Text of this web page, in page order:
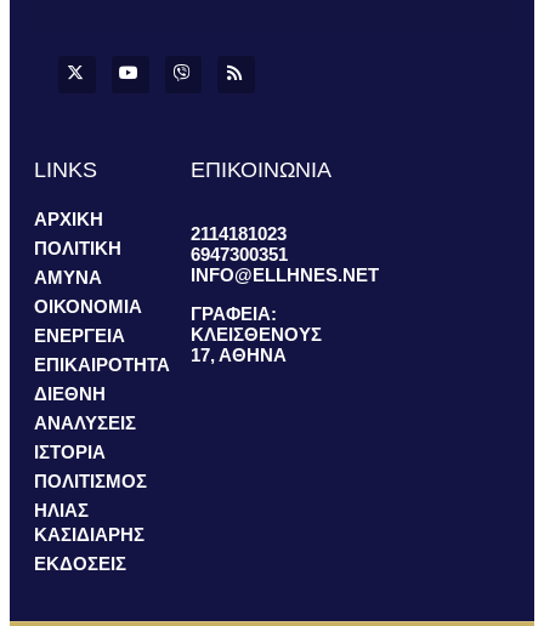
LINKS
ΑΡΧΙΚΗ
ΠΟΛΙΤΙΚΗ
ΑΜΥΝΑ
ΟΙΚΟΝΟΜΙΑ
ΕΝΕΡΓΕΙΑ
ΕΠΙΚΑΙΡΟΤΗΤΑ
ΔΙΕΘΝΗ
ΑΝΑΛΥΣΕΙΣ
ΙΣΤΟΡΙΑ
ΠΟΛΙΤΙΣΜΟΣ
ΗΛΙΑΣ
ΚΑΣΙΔΙΑΡΗΣ
ΕΚΔΟΣΕΙΣ
ΕΠΙΚΟΙΝΩΝΙΑ
2114181023
6947300351
INFO@ELLHNES.NET
ΓΡΑΦΕΙΑ:
ΚΛΕΙΣΘΕΝΟΥΣ
17, ΑΘΗΝΑ